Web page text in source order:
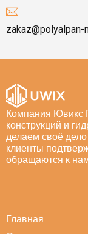
zakaz@polyalpan-
Компания Ювикс
конструкций и
делаем своё
клиенты
обращаются к
Главная